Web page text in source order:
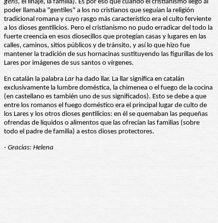
gens, el linaje, la familia). Es por eso que cuando el cristianismo llegó al
poder llamaba "gentiles" a los no cristianos que seguían la religión
tradicional romana y cuyo rasgo más característico era el culto ferviente
a los dioses gentilicios. Pero el cristianismo no pudo erradicar del todo la
fuerte creencia en esos diosecillos que protegían casas y lugares en las
calles, caminos, sitios públicos y de tránsito, y así lo que hizo fue
mantener la tradición de sus hornacinas sustituyendo las figurillas de los
Lares por imágenes de sus santos o vírgenes.
En catalán la palabra Larha dado llar. La llar significa en catalán
exclusivamente la lumbre doméstica, la chimenea o el fuego de la cocina
(en castellano es también uno de sus significados). Esto se debe a que
entre los romanos el fuego doméstico era el principal lugar de culto de
los Lares y los otros dioses gentilicios: en él se quemaban las pequeñas
ofrendas de líquidos o alimentos que las ofrecían las familias (sobre
todo el padre de familia) a estos dioses protectores.
- Gracias: Helena